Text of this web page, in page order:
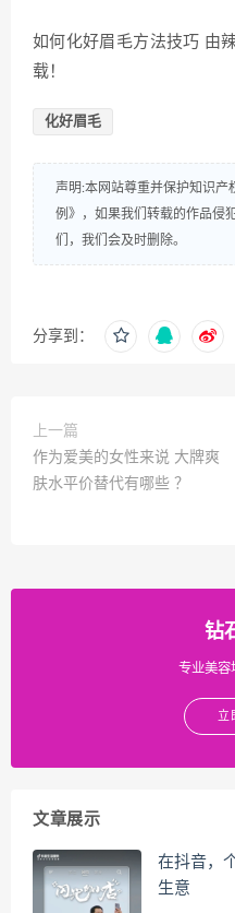
如何化好眉毛方法技巧 由
载！
化好眉毛
声明:本网站尊重并保护知识
例》，如果我们转载的作品侵
们，我们会及时删除。
分享到：
上一篇
作为爱美的女性来说 大牌爽
肤水平价替代有哪些 ？
钻
专业美容
立
文章展示
在抖音，
生意